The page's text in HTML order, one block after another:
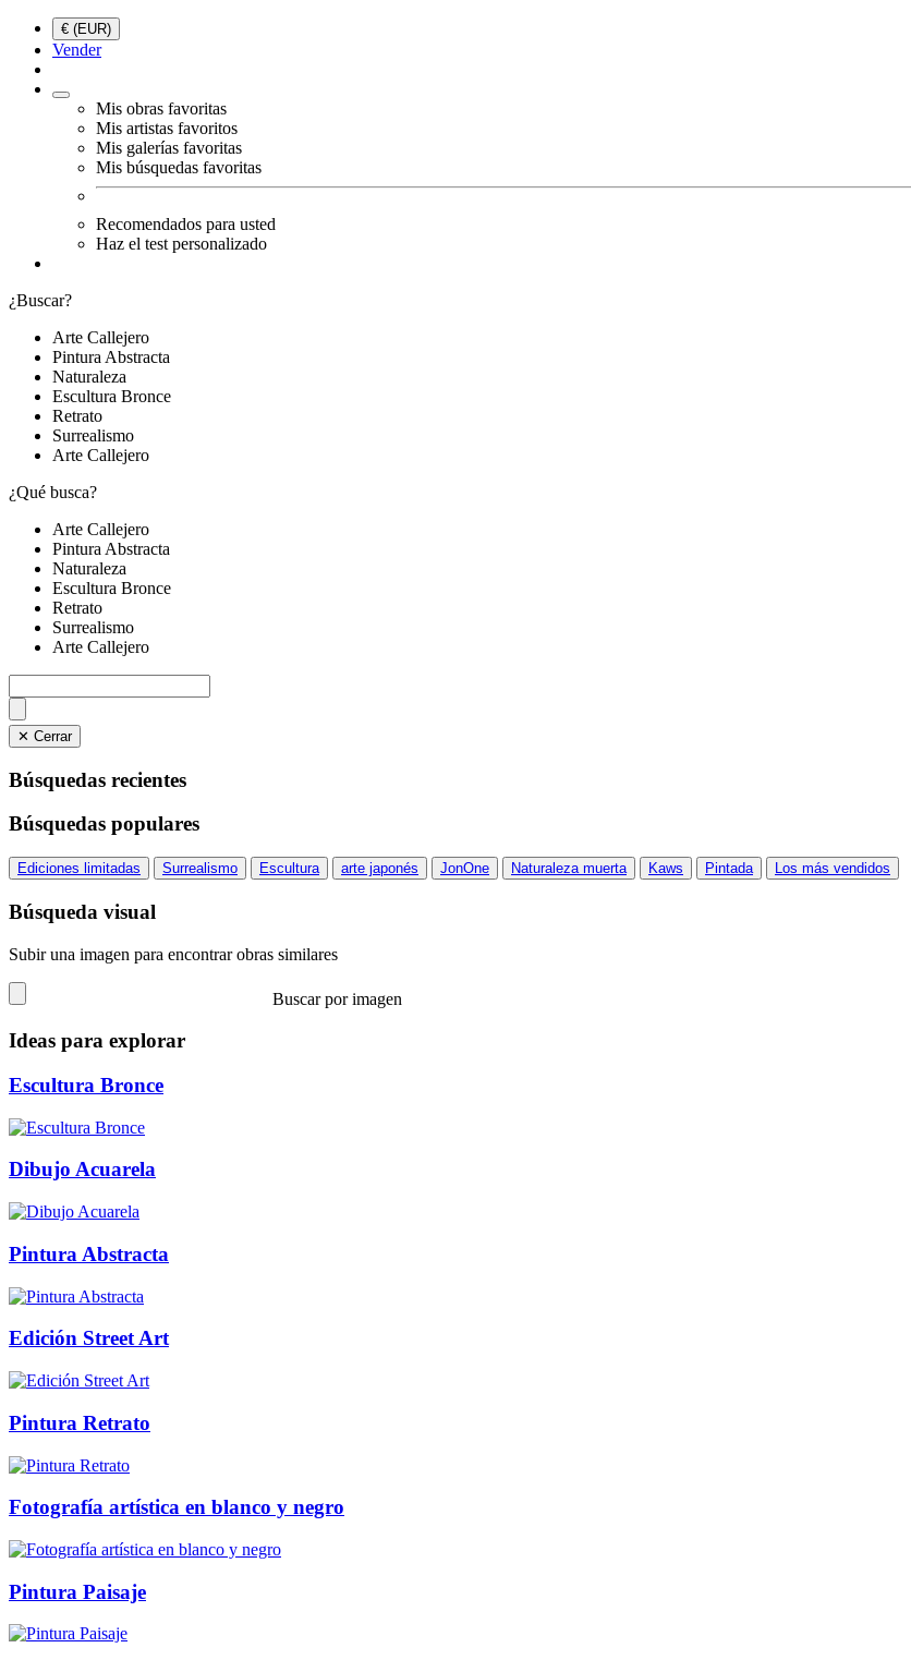
€ (EUR)
Vender
Mis obras favoritas
Mis artistas favoritos
Mis galerías favoritas
Mis búsquedas favoritas
Recomendados para usted
Haz el test personalizado
¿Buscar?
Arte Callejero
Pintura Abstracta
Naturaleza
Escultura Bronce
Retrato
Surrealismo
Arte Callejero
¿Qué busca?
Arte Callejero
Pintura Abstracta
Naturaleza
Escultura Bronce
Retrato
Surrealismo
Arte Callejero
✕ Cerrar
Búsquedas recientes
Búsquedas populares
Ediciones limitadas Surrealismo Escultura arte japonés JonOne Naturaleza muerta Kaws Pintada Los más vendidos
Búsqueda visual
Subir una imagen para encontrar obras similares
Buscar por imagen
Ideas para explorar
Escultura Bronce
Dibujo Acuarela
Pintura Abstracta
Edición Street Art
Pintura Retrato
Fotografía artística en blanco y negro
Pintura Paisaje